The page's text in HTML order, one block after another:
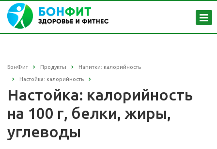
БонФит Продукты Напитки: калорийность
Настойка: калорийность
Настойка: калорийность
на 100 г, белки, жиры,
углеводы